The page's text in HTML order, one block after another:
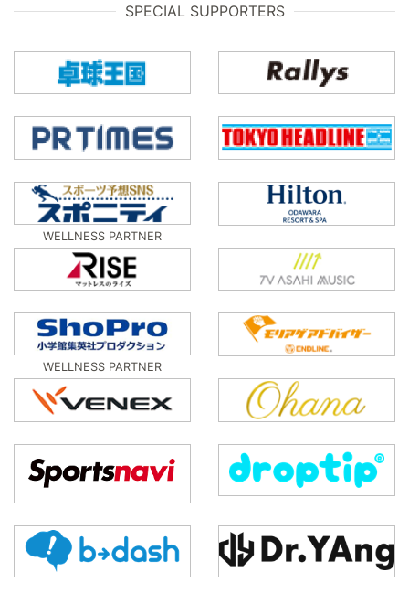
SPECIAL SUPPORTERS
WELLNESS PARTNER
WELLNESS PARTNER